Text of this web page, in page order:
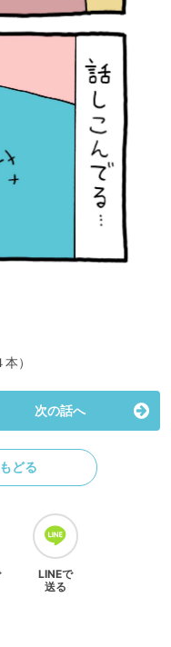
）
次の話へ
どる
LINEで
送る